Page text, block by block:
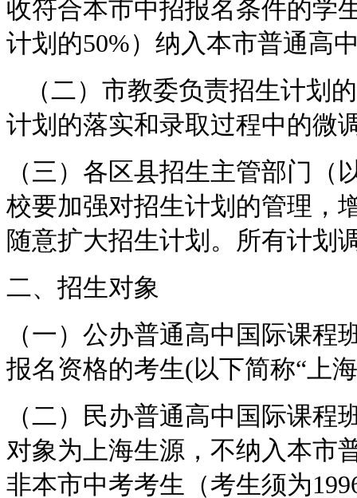
收符合本市中招报名条件的学
计划的50%）纳入本市普通高
（二）市教委负责招生计划
计划的落实和录取过程中的微
（三）各区县招生主管部门（
校要加强对招生计划的管理，
随意扩大招生计划。所有计划
二、招生对象
（一）公办普通高中国际课
报名资格的考生(以下简称“上
（二）民办普通高中国际课
对象为上海生源，不纳入本市
非本市中考考生（考生须为